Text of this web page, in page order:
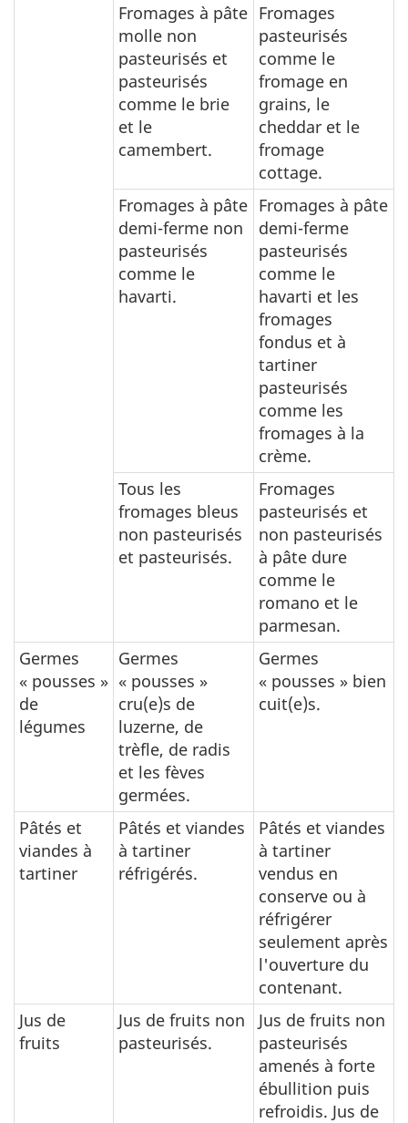
Fromages à pâte
molle non
pasteurisés et
pasteurisés
comme le brie
et le
camembert.
Fromages
pasteurisés
comme le
fromage en
grains, le
cheddar et le
fromage
cottage.
Fromages à pâte
demi-ferme non
pasteurisés
comme le
havarti.
Fromages à pâte
demi-ferme
pasteurisés
comme le
havarti et les
fromages
fondus et à
tartiner
pasteurisés
comme les
fromages à la
crème.
Tous les
fromages bleus
non pasteurisés
et pasteurisés.
Fromages
pasteurisés et
non pasteurisés
à pâte dure
comme le
romano et le
parmesan.
Germes
« pousses »
de
légumes
Germes
« pousses »
cru(e)s de
luzerne, de
trèfle, de radis
et les fèves
germées.
Germes
« pousses » bien
cuit(e)s.
Pâtés et
viandes à
tartiner
Pâtés et viandes
à tartiner
réfrigérés.
Pâtés et viandes
à tartiner
vendus en
conserve ou à
réfrigérer
seulement après
l'ouverture du
contenant.
Jus de
fruits
Jus de fruits non
pasteurisés.
Jus de fruits non
pasteurisés
amenés à forte
ébullition puis
refroidis. Jus de